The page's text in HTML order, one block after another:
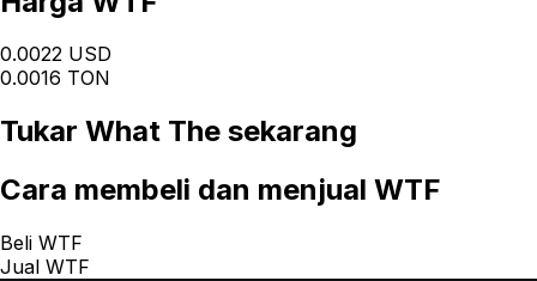
0.0022 USD
0.0016 TON
Tukar What The sekarang
Cara membeli dan menjual WTF
Beli WTF
Jual WTF